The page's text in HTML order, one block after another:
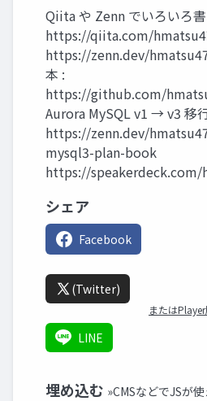
Qiita や Zenn でいろいろ書
https://qiita.com/
https://zenn.dev/
本 :
https://github.com/
Aurora MySQL v1 → v3 移
https://zenn.dev/
mysql3-plan-book
https://speakerdeck.com/
シェア
Facebook
(Twitter)
または
LINE
埋め込む »CMSなどでJSが